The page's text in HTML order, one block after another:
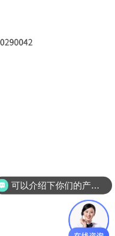
可以介绍下你们的产品么？